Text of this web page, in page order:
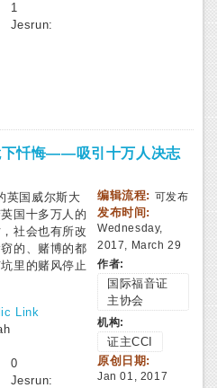
Jesrun:
1
下忏悔——吸引十万人决志
英国威尔斯大
国十多万人的
社会也有所改
的、赌博的都
里的赌风停止
Link
Jesrun:
0
编辑流程: 可发布
发布时间:
Wednesday,
2017, March 29
作者:
国际福音证
主协会
机构:
证主CCI
原创日期:
Jan 01, 2017